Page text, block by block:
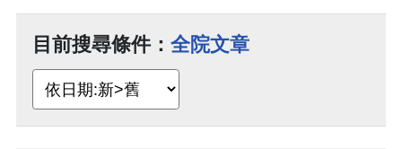
目前搜尋條件： 全院文章